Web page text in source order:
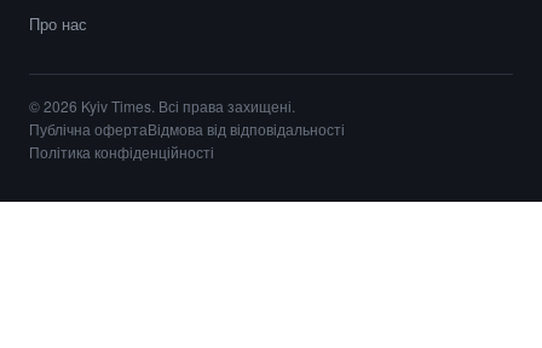
Про нас
© 2026 Kyiv Times. Всі права захищені.
Публічна офертаВідмова від відповідальності
Політика конфіденційності